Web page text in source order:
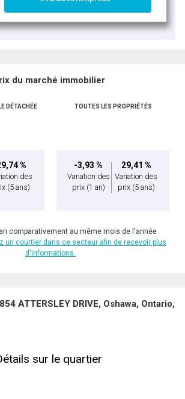
du marché immobilier
DÉTACHÉE
%
des
(5 ans)
TOUTES LES PROPRIÉTÉS
-3,93 %
Variation des
prix (1 an)
29,41 %
Variation des
prix (5 ans)
comparativement au même mois de l'année
un courtier dans ce secteur afin de recevoir plus
d'informations.
ATTERSLEY DRIVE, Oshawa, Ontario,
sur le quartier